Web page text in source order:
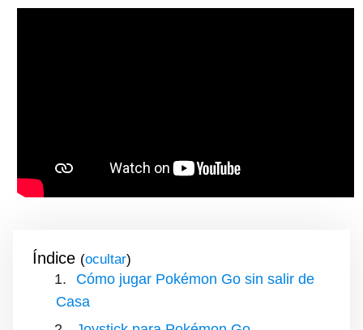
Índice ( )
Cómo jugar Pokémon Go sin salir de
Casa